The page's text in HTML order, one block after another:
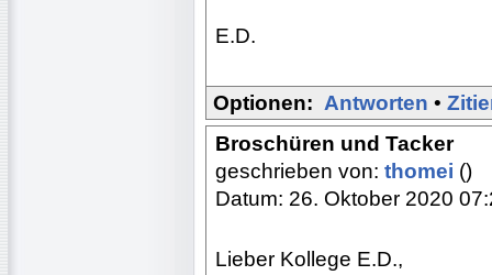
E.D.
Optionen: Antworten •
Broschüren und Tacker
geschrieben von: thomei ()
Datum: 26. Oktober 2020
Lieber Kollege E.D.,